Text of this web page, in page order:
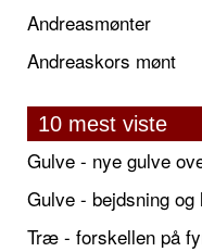
Andreasmønter
Andreaskors mønt
10 mest viste
Gulve - nye gulve
Gulve - bejdsning
Træ - forskellen på